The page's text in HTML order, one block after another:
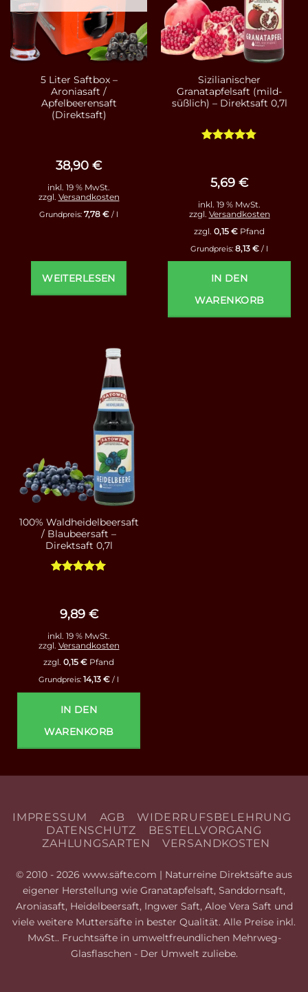
5 Liter Saftbox –
Aroniasaft /
Apfelbeerensaft
(Direktsaft)
38,90 €
inkl. 19 % MwSt.
zzgl. Versandkosten
Grundpreis: 7,78 € / l
WEITERLESEN
Sizilianischer
Granatapfelsaft (mild-
süßlich) – Direktsaft 0,7l
5,69 €
inkl. 19 % MwSt.
zzgl. Versandkosten
zzgl. 0,15 € Pfand
Grundpreis: 8,13 € / l
IN DEN
WARENKORB
100% Waldheidelbeersaft
/ Blaubeersaft –
Direktsaft 0,7l
9,89 €
inkl. 19 % MwSt.
zzgl. Versandkosten
zzgl. 0,15 € Pfand
Grundpreis: 14,13 € / l
IN DEN
WARENKORB
IMPRESSUM AGB
WIDERRUFSBELEHRUNG
DATENSCHUTZ
BESTELLVORGANG
ZAHLUNGSARTEN
VERSANDKOSTEN
© 2010 - 2026 www.säfte.com | Naturreine Direktsäfte aus
eigener Herstellung wie Granatapfelsaft, Sanddornsaft,
Aroniasaft, Heidelbeersaft, Ingwer Saft, Aloe Vera Saft und
viele weitere Muttersäfte in bester Qualität. Alle Preise inkl.
MwSt.. Fruchtsäfte in umweltfreundlichen Mehrweg-
Glasflaschen - Der Umwelt zuliebe.